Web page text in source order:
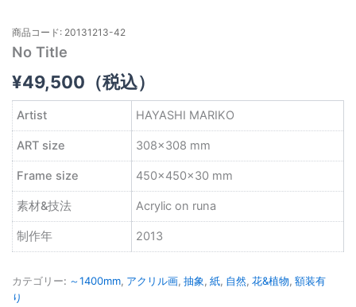
商品コード: 20131213-42
No Title
¥49,500 （税込）
Artist HAYASHI MARIKO
ART size 308×308 mm
Frame size 450×450×30 mm
素材&技法 Acrylic on runa
制作年 2013
カテゴリー: ～1400mm, アクリル画, 抽象, 紙, 自然, 花&植物, 額装有
り